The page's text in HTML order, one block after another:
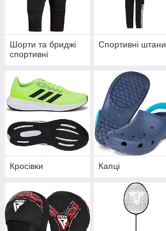
Шорти та бриджі
спортивні
Спортивні штани
Кросівки Капці